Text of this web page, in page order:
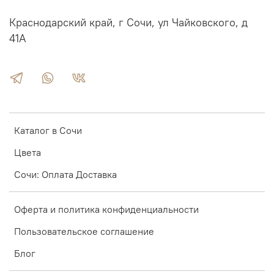
Каталог в Сочи
Цвета
Сочи: Оплата Доставка
Оферта и политика конфиденциальности
Пользовательское соглашение
Блог
Краснодарский край, г Сочи, ул Чайковского, д
41А